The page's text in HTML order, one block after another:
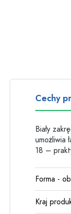
Cechy
Biały
umożliwia
18 –
Forma -
Kraj